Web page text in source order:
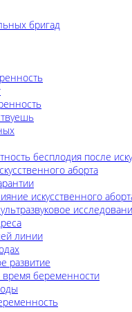
бригад
бесплодия после
аборта
искусственного
линии
развитие
время беременности